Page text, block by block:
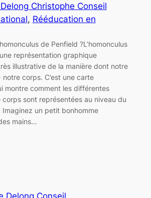
Christophe Conseil
, Rééducation en
de Penfield ?L’homonculus
représentation graphique
illustrative de la manière dont notre
corps. C’est une carte
montre comment les différentes
sont représentées au niveau du
un petit bonhomme
mains…
Delong Conseil